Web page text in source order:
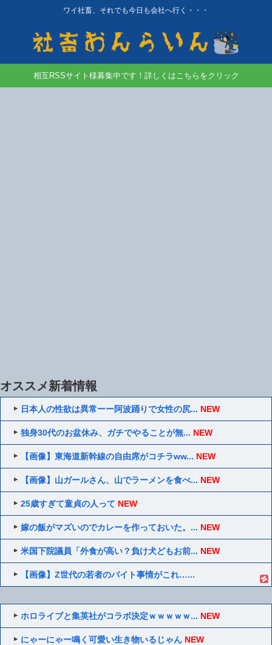
ワイ社畜、それでも今日も会社へ行く・・・
相互RSSサイト様募集中です！詳しくはこちらをクリック
オススメ新着情報
日本人の性欲は異常ーー阿波踊りで女性の尻... NEW
独身30代のお盆休み、ガチでやることが無... NEW
【画像】東海道新幹線の自由席がコチラww... NEW
【画像】山ガールさん、山でラーメンを食べ... NEW
25歳すぎて童貞の人って NEW
嫁の飯がマズいのでカレーを作っておいた。... NEW
米国下院議員「外食が高い？負け犬どもお前... NEW
【画像】Z世代の若者のバイト事情がこれ…...
ホロライブと集英社がコラボ決定ｗｗｗｗｗ... NEW
にゃーにゃー鳴く可愛い生き物いるじゃん NEW